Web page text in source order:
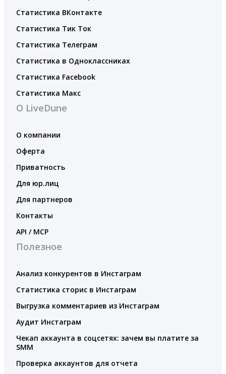
Статистика ВКонтакте
Статистика Тик Ток
Статистика Телеграм
Статистика в Одноклассниках
Статистика Facebook
Статистика Макс
О LiveDune
О компании
Оферта
Приватность
Для юр.лиц
Для партнеров
Контакты
API / MCP
Полезное
Анализ конкурентов в Инстаграм
Статистика сторис в Инстаграм
Выгрузка комментариев из Инстаграм
Аудит Инстаграм
Чекап аккаунта в соцсетях: зачем вы платите за
SMM
Проверка аккаунтов для отчета